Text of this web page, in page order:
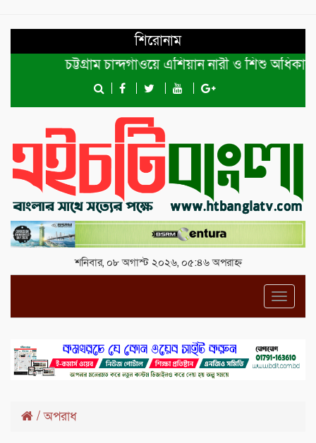
শিরোনাম
চট্টগ্রাম চান্দগাঁওয়ে এশিয়ান নারী ও শিশু অধিকার
শনিবার, ০৮ অগাস্ট ২০২৬, ০৫:৪৬ অপরাহ্ন
/অপরাধ